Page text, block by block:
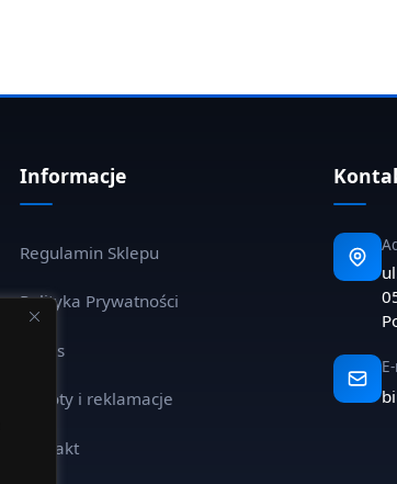
Informacje
Regulamin Sklepu
Polityka Prywatności
O nas
Zwroty i reklamacje
Kontakt